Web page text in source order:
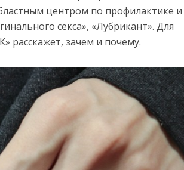
центром по профилактике и
секса», «Лубрикант». Для
расскажет, зачем и почему.